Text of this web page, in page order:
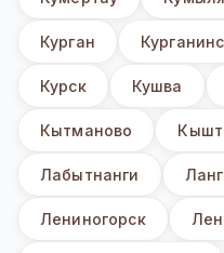
Курган
Курск Кушва
Кытманово
Лабытнанги
Лениногорск